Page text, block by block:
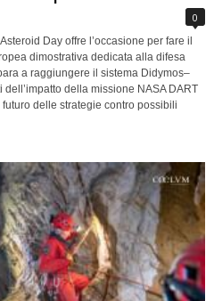
0
Day offre l’occasione per fare il
dimostrativa dedicata alla difesa
a raggiungere il sistema Didymos–
della missione NASA DART
delle strategie contro possibili